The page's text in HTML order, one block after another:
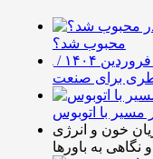
محبوب شد؟
افزایش ۴.۶ درصدی تولید فولاد ایران در فروردین ۱۴۰۴ /
برای صنعت
با اتوبوس
خون و انرژی
به باورها